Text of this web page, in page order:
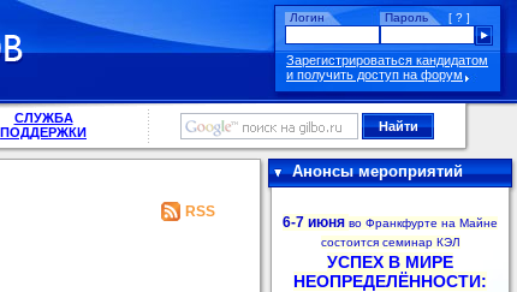
Логин [ ? ]
Пароль
Зарегистрироваться кандидатом
и получить доступ на форум
СЛУЖБА
ПОДДЕРЖКИ
RSS
Анонсы мероприятий
6-7 июня во Франкфурте на Майне
состоится семинар КЭЛ
УСПЕХ В МИРЕ
НЕОПРЕДЕЛЁННОСТИ: